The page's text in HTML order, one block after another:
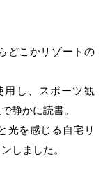
どこかリゾートの
用し、スポーツ観
静かに読書。
光を感じる自宅リ
しました。